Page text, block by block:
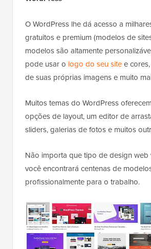
O WordPress lhe dá acesso a
gratuitos e premium (modelos de
modelos são altamente
pode usar o logo do seu sitee
de suas próprias imagens e muito
Muitos temas do WordPress
opções de layout, um editor de
sliders, galerias de fotos e muitos
Não importa que tipo de design web
você encontrará centenas de
profissionalmente para o trabalho.